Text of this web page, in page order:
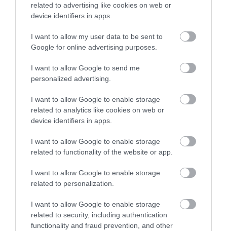
related to advertising like cookies on web or
device identifiers in apps.
I want to allow my user data to be sent to
Google for online advertising purposes.
I want to allow Google to send me
personalized advertising.
I want to allow Google to enable storage
related to analytics like cookies on web or
device identifiers in apps.
I want to allow Google to enable storage
related to functionality of the website or app.
I want to allow Google to enable storage
related to personalization.
I want to allow Google to enable storage
related to security, including authentication
functionality and fraud prevention, and other
ΔΙΑΒΑΣΤΕ ΕΠΙΣΗΣ